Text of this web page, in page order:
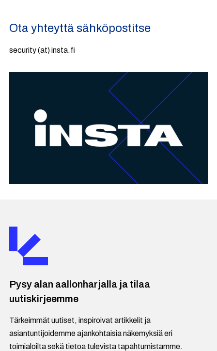
Ota yhteyttä sähköpostitse
security (at) insta.fi
Pysy alan aallonharjalla ja tilaa
uutiskirjeemme
Tärkeimmät uutiset, inspiroivat artikkelit ja
asiantuntijoidemme ajankohtaisia näkemyksiä eri
toimialoilta sekä tietoa tulevista tapahtumistamme.